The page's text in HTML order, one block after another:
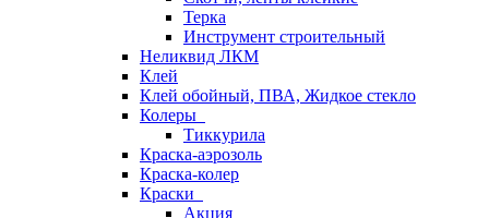
Терка
Инструмент строительный
Неликвид ЛКМ
Клей
Клей обойный, ПВА, Жидкое стекло
Колеры
Тиккурила
Краска-аэрозоль
Краска-колер
Краски
Акция